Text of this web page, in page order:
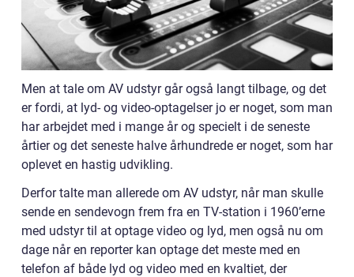
Men at tale om AV udstyr går også langt tilbage, og det
er fordi, at lyd- og video-optagelser jo er noget, som man
har arbejdet med i mange år og specielt i de seneste
årtier og det seneste halve århundrede er noget, som har
oplevet en hastig udvikling.
Derfor talte man allerede om AV udstyr, når man skulle
sende en sendevogn frem fra en TV-station i 1960’erne
med udstyr til at optage video og lyd, men også nu om
dage når en reporter kan optage det meste med en
telefon af både lyd og video med en kvaltiet, der